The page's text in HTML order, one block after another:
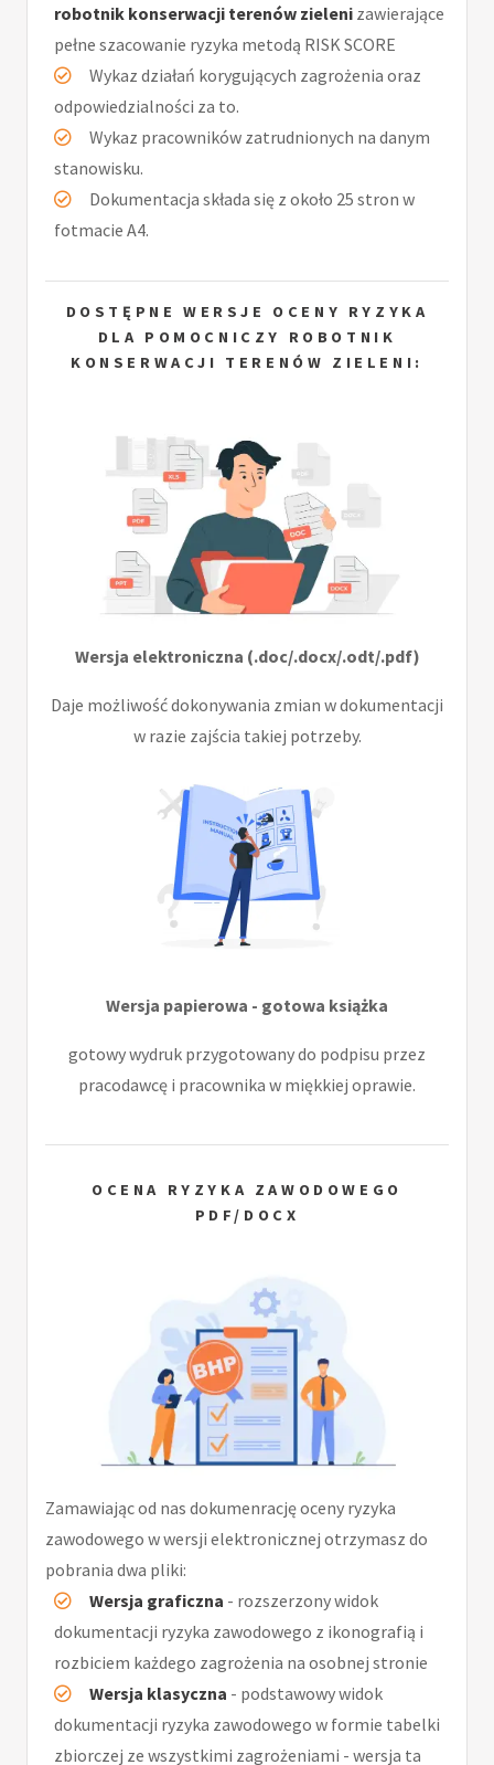
robotnik konserwacji terenów zieleni zawierające
pełne szacowanie ryzyka metodą RISK SCORE
Wykaz działań korygujących zagrożenia oraz
odpowiedzialności za to.
Wykaz pracowników zatrudnionych na danym
stanowisku.
Dokumentacja składa się z około 25 stron w
fotmacie A4.
DOSTĘPNE WERSJE OCENY RYZYKA
DLA POMOCNICZY ROBOTNIK
KONSERWACJI TERENÓW ZIELENI:
Wersja elektroniczna (.doc/.docx/.odt/.pdf)
Daje możliwość dokonywania zmian w dokumentacji
w razie zajścia takiej potrzeby.
Wersja papierowa - gotowa książka
gotowy wydruk przygotowany do podpisu przez
pracodawcę i pracownika w miękkiej oprawie.
OCENA RYZYKA ZAWODOWEGO
PDF/DOCX
Zamawiając od nas dokumenrację oceny ryzyka
zawodowego w wersji elektronicznej otrzymasz do
pobrania dwa pliki:
Wersja graficzna - rozszerzony widok
dokumentacji ryzyka zawodowego z ikonografią i
rozbiciem każdego zagrożenia na osobnej stronie
Wersja klasyczna - podstawowy widok
dokumentacji ryzyka zawodowego w formie tabelki
zbiorczej ze wszystkimi zagrożeniami - wersja ta